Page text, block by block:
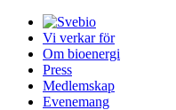
Vi verkar för
Om bioenergi
Press
Medlemskap
Evenemang